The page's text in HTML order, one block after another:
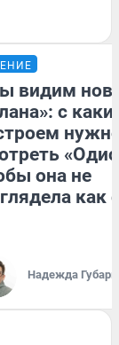
видим
с
она не
как
Надежда Губарь